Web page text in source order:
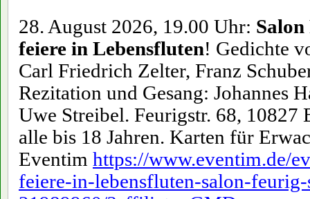
28. August 2026, 19.00 Uhr:
feiere in Lebensfluten! Gedichte
Carl Friedrich Zelter, Franz
Rezitation und Gesang: Johannes
Uwe Streibel. Feurigstr. 68,
alle bis 18 Jahren. Karten für
Eventim https://www.eventim.de/
feiere-in-lebensfluten-salon-